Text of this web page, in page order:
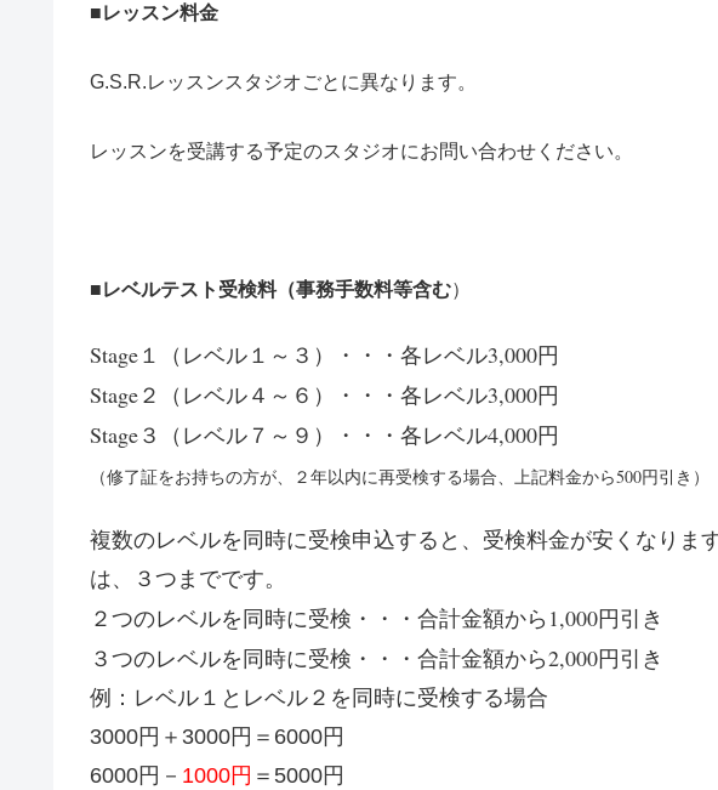
■レッスン料金
G.S.R.レッスンスタジオごとに異なります。
レッスンを受講する予定のスタジオにお問い合わせください。
■レベルテスト受検料（事務手数料等含む）
Stage１（レベル１～３）・・・各レベル3,000円
Stage２（レベル４～６）・・・各レベル3,000円
Stage３（レベル７～９）・・・各レベル4,000円
（修了証をお持ちの方が、２年以内に再受検する場合、上記料金から500円引き）
複数のレベルを同時に受検申込すると、受検料金が安くなりま
は、３つまでです。
２つのレベルを同時に受検・・・合計金額から 1,000円引き
３つのレベルを同時に受検・・・合計金額から2,000円引 き
例：レベル１とレベル２を同時に受検する場合
3000円＋3000円＝6000円
6000円－ 1000円 ＝5000円